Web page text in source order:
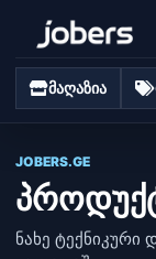
მაღაზია
JOBERS.GE
ნახე ტექნიკური